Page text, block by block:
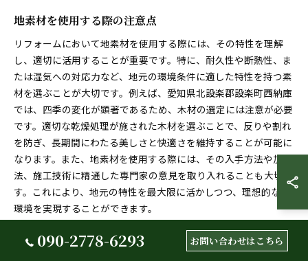
地素材を使用する際の注意点
リフォームにおいて地素材を使用する際には、その特性を理解
し、適切に活用することが重要です。特に、耐久性や断熱性、ま
たは湿気への対応力など、地元の環境条件に適した特性を持つ素
材を選ぶことが大切です。例えば、愛知県北設楽郡設楽町西納庫
では、四季の変化が顕著であるため、木材の選定には注意が必要
です。適切な乾燥処理が施された木材を選ぶことで、反りや割れ
を防ぎ、長期間にわたる美しさと快適さを維持することが可能に
なります。また、地素材を使用する際には、その入手方法や加工
法、施工技術に精通した専門家の意見を取り入れることも大切で
す。これにより、地元の特性を最大限に活かしつつ、理想的な住
環境を実現することができます。
地域の文化を反映したリフォームの提案
090-2778-6293 お問い合わせはこちら